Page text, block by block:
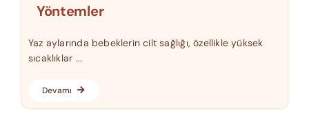
Yöntemler
Yaz aylarında bebeklerin cilt sağlığı, özellikle yüksek
sıcaklıklar ...
Devamı